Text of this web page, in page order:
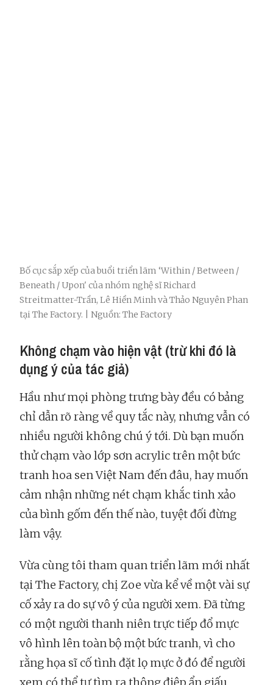
Bố cục sắp xếp của buổi triển lãm ‘Within / Between /
Beneath / Upon' của nhóm nghệ sĩ Richard
Streitmatter-Trần, Lê Hiền Minh và Thảo Nguyên Phan
tại The Factory. | Nguồn: The Factory
Không chạm vào hiện vật (trừ khi đó là
dụng ý của tác giả)
Hầu như mọi phòng trưng bày đều có bảng
chỉ dẫn rõ ràng về quy tắc này, nhưng vẫn có
nhiều người không chú ý tới. Dù bạn muốn
thử chạm vào lớp sơn acrylic trên một bức
tranh hoa sen Việt Nam đến đâu, hay muốn
cảm nhận những nét chạm khắc tinh xảo
của bình gốm đến thế nào, tuyệt đối đừng
làm vậy.
Vừa cùng tôi tham quan triển lãm mới nhất
tại The Factory, chị Zoe vừa kể về một vài sự
cố xảy ra do sự vô ý của người xem. Đã từng
có một người thanh niên trực tiếp đổ mực
vô hình lên toàn bộ một bức tranh, vì cho
rằng họa sĩ cố tình đặt lọ mực ở đó để người